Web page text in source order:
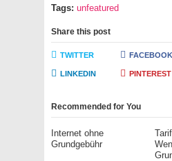
Tags: unfeatured
Share this post
TWITTER FACEBOOK
LINKEDIN PINTEREST
Recommended for You
Internet ohne
Grundgebühr